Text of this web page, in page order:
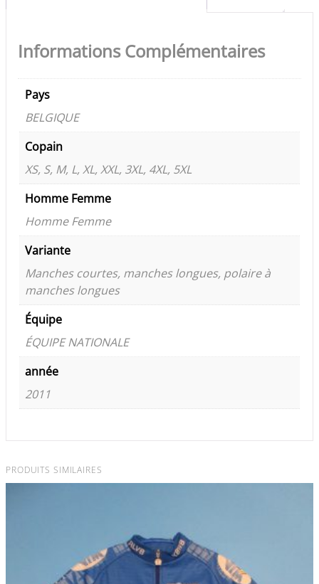
Informations Complémentaires
Pays
BELGIQUE
Copain
XS, S, M, L, XL, XXL, 3XL, 4XL, 5XL
Homme Femme
Homme Femme
Variante
Manches courtes, manches longues, polaire à
manches longues
Équipe
ÉQUIPE NATIONALE
année
2011
PRODUITS SIMILAIRES